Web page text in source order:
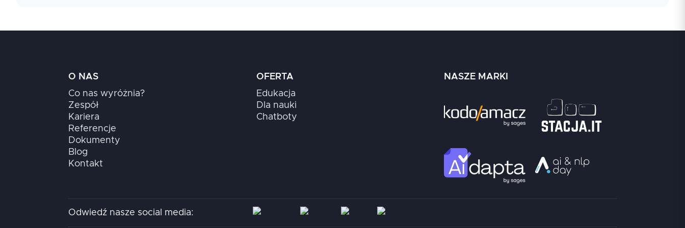
praktyce należy sprawdzić sposób komunikacji między usługami, model autoryzacji, obsługę błędów, monitoring, strukturę danych w DynamoDB oraz proces
O NAS
Co nas wyróżnia?
Zespół
Kariera
Referencje
Dokumenty
Blog
Kontakt
OFERTA
Edukacja
Dla nauki
Chatboty
NASZE MARKI
Odwiedź nasze social media: